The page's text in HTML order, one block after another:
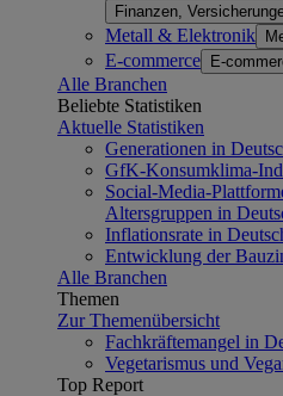
Finanzen,
Metall & Elektronik
E-commerce E-
Alle Branchen
Beliebte Statistiken
Aktuelle Statistiken
Generationen in
GfK-Konsumklima-
Social-Media-
Altersgruppen in
Inflationsrate in
Entwicklung der
Alle Branchen
Themen
Zur Themenübersicht
Fachkräftemangel in
Vegetarismus und
Top Report